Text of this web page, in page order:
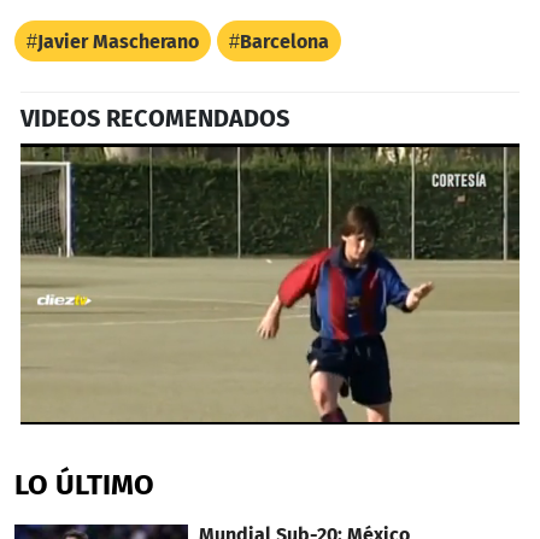
Javier Mascherano Barcelona
VIDEOS RECOMENDADOS
of
2
20
LO ÚLTIMO